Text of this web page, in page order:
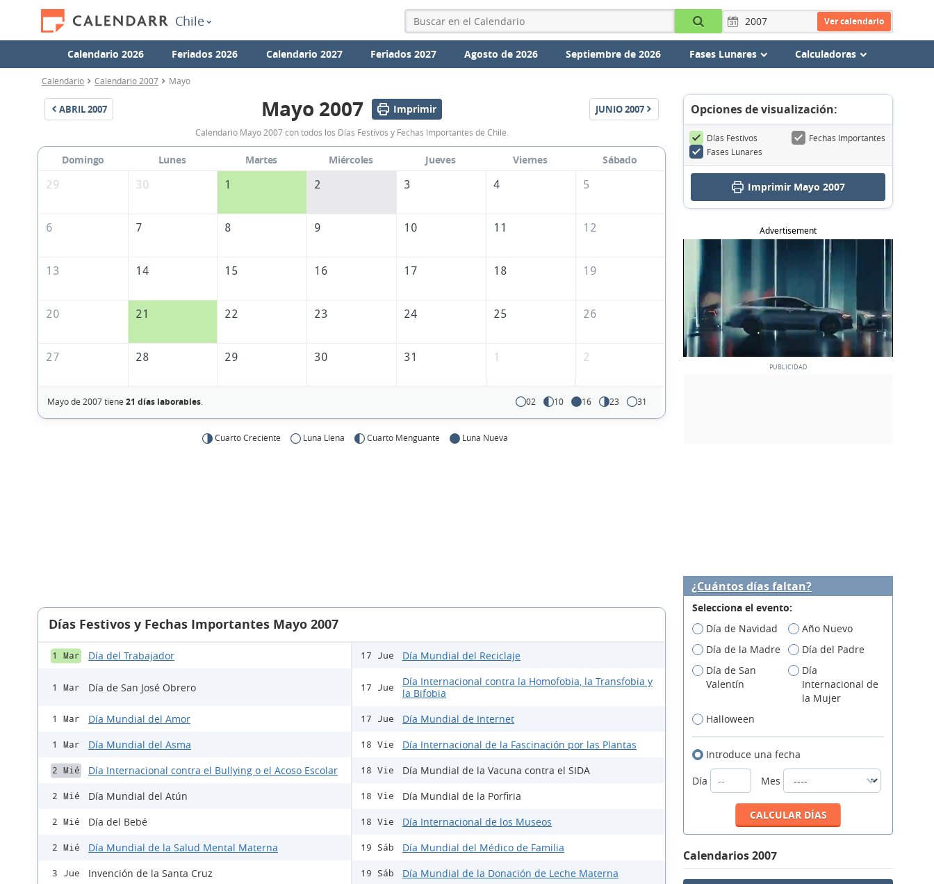
Chile Ver calendario
Calendario 2026 Feriados 2026 Calendario 2027 Feriados 2027 Agosto de 2026 Septiembre de 2026 Fases Lunares Calculadoras
Calendario Calendario 2007 Mayo
ABRIL2007
Calendario
Mayo
2007
Mayo 2007 Imprimir JUNIO2007
Calendario Mayo 2007 con todos los Días Festivos y Fechas Importantes de Chile.
Domingo Lunes Martes Miércoles Jueves Viernes
Sábado
29
30 1 2 3 4 5
6 7 8 9 10 11 12
13 14 15 16 17 18 19
20 21 22 23 24 25 26
27 28 29 30 31 1 2
Mayo de 2007 tiene 21 días laborables. 02 10 16 23 31
Cuarto Creciente Luna Llena Cuarto Menguante Luna Nueva
Opciones de visualización:
Días Festivos
Fechas Importantes
Fases Lunares
Imprimir Mayo 2007
Advertisement
Días Festivos y Fechas Importantes Mayo 2007
1 Mar Día del Trabajador
1 Mar Día de San José Obrero
1 Mar Día Mundial del Amor
1 Mar Día Mundial del Asma
2 Mié Día Internacional contra el Bullying o el Acoso Escolar
2 Mié Día Mundial del Atún
2 Mié Día del Bebé
2 Mié Día Mundial de la Salud Mental Materna
3 Jue Invención de la Santa Cruz
17 Jue Día Mundial del Reciclaje
17 Jue
Día Internacional contra la Homofobia, la Transfobia y
la Bifobia
17 Jue Día Mundial de Internet
18 Vie Día Internacional de la Fascinación por las Plantas
18 Vie Día Mundial de la Vacuna contra el SIDA
18 Vie Día Mundial de la Porfiria
18 Vie Día Internacional de los Museos
19 Sáb Día Mundial del Médico de Familia
19 Sáb Día Mundial de la Donación de Leche Materna
¿Cuántos días faltan?
Selecciona el evento:
Día de Navidad
Año Nuevo
Día de la Madre
Día del Padre
Día de San
Valentín
Día
Internacional de
la Mujer
Halloween
Introduce una fecha
Día
Mes
Calendarios 2007